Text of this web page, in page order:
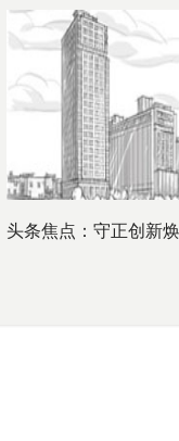
头条焦点：守正创新